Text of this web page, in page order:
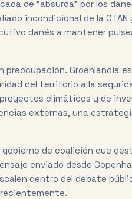
de "absurda" por los
incondicional de la
danés a mantener
Groenlandia
del territorio a la
climáticos y de
externas, una
de coalición que
enviado desde
dentro del debate